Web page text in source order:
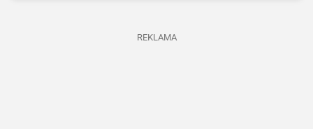
REKLAMA